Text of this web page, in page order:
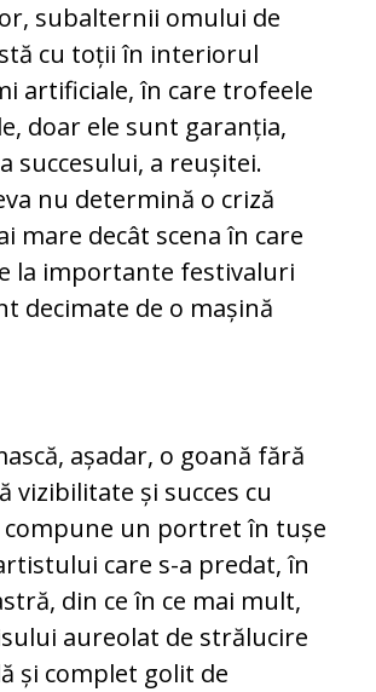
subalternii omului de
cu toții în interiorul
artificiale, în care trofeele
doar ele sunt garanția,
succesului, a reușitei.
nu determină o criză
mare decât scena în care
la importante festivaluri
decimate de o mașină
așadar, o goană fără
vizibilitate și succes cu
compune un portret în tușe
care s-a predat, în
din ce în ce mai mult,
aureolat de strălucire
și complet golit de